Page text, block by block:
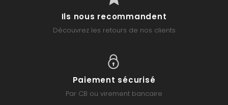
Ils nous recommandent
Découvrez les retours de nos clients
Paiement sécurisé
Par CB ou virement bancaire